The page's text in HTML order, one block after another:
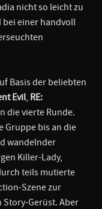
nicht so leicht zu
bei einer handvoll
Basis der beliebten
Evil, RE:
die vierte Runde.
Gruppe bis an die
wandelnder
Killer-Lady,
teils mutierte
Szene zur
Gerüst. Aber